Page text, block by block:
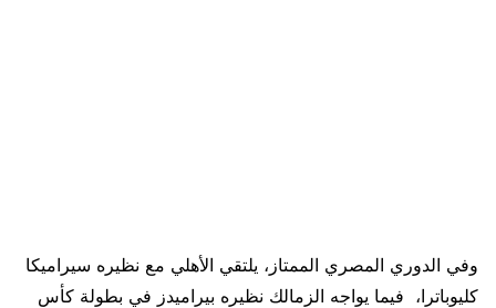
وفي الدوري المصري الممتاز، يلتقي الأهلي مع نظيره سيراميكا
كليوباترا، فيما يواجه الزمالك نظيره بيراميدز في بطولة كأس